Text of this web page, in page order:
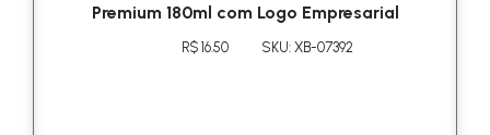
Premium 180ml com Logo Empresarial
R$ 16.50 SKU: XB-07392